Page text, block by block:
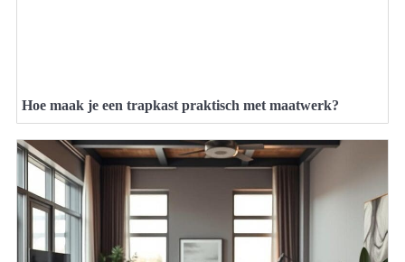
Hoe maak je een trapkast praktisch met maatwerk?